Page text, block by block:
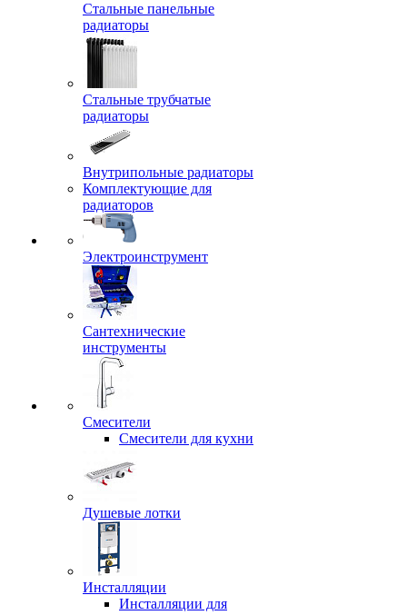
Стальные панельные
радиаторы
Стальные трубчатые
радиаторы
Внутрипольные радиаторы
Комплектующие для
радиаторов
Электроинструмент
Сантехнические
инструменты
Смесители
Смесители для кухни
Душевые лотки
Инсталляции
Инсталляции для